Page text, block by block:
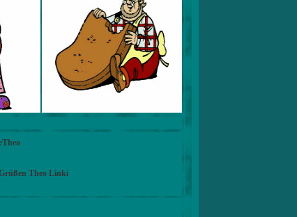
Theo Linki